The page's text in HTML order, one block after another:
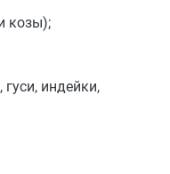
козы);
индейки,